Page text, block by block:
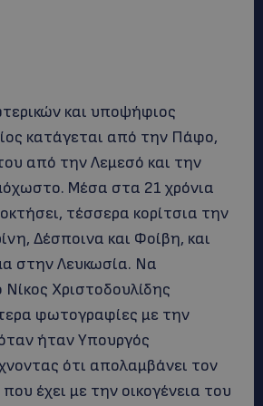
και υποψήφιος
κατάγεται από την Πάφο,
από την Λεμεσό και την
Μέσα στα 21 χρόνια
τέσσερα κορίτσια την
Δέσποινα και Φοίβη, και
στην Λευκωσία. Να
Νίκος Χριστοδουλίδης
φωτογραφίες με την
ήταν Υπουργός
ότι απολαμβάνει τον
έχει με την οικογένεια του